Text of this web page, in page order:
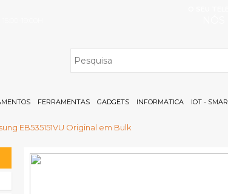
FERRAMENTAS GADGETS INFORMATICA IOT -
EB535151VU Original em Bulk